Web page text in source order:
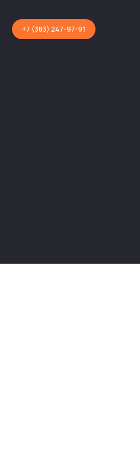
+7 (383) 247-97-91